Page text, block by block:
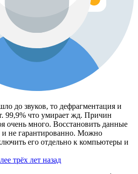
до звуков, то дефрагментация и
99,9% что умирает жд. Причин
очень много. Восстановить данные
не гарантированно. Можно
его отдельно к компьютеры и
трёх лет назад